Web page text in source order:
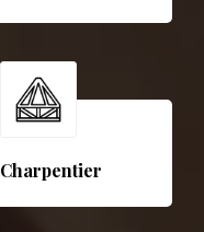
Charpentier